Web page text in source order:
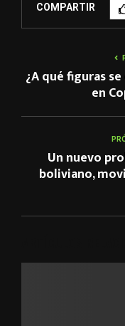
COMPARTIR
¿A qué figuras
en
Un nuevo
boliviano,